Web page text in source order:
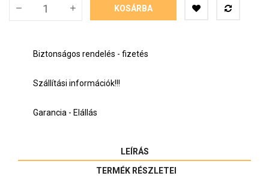
KOSÁRBA
Biztonságos rendelés - fizetés
Szállítási információk!!!
Garancia - Elállás
LEÍRÁS
TERMÉK RÉSZLETEI